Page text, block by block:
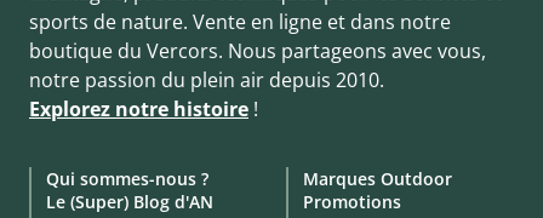
sports de nature. Vente en ligne et dans notre
boutique du Vercors. Nous partageons avec vous,
notre passion du plein air depuis 2010.
Explorez notre histoire !
Qui sommes-nous ?
Le (Super) Blog d'AN
Marques Outdoor
Promotions